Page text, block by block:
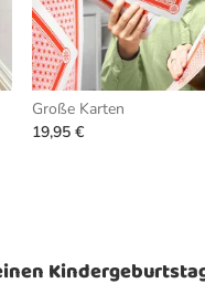
Große Karten
19,95 €